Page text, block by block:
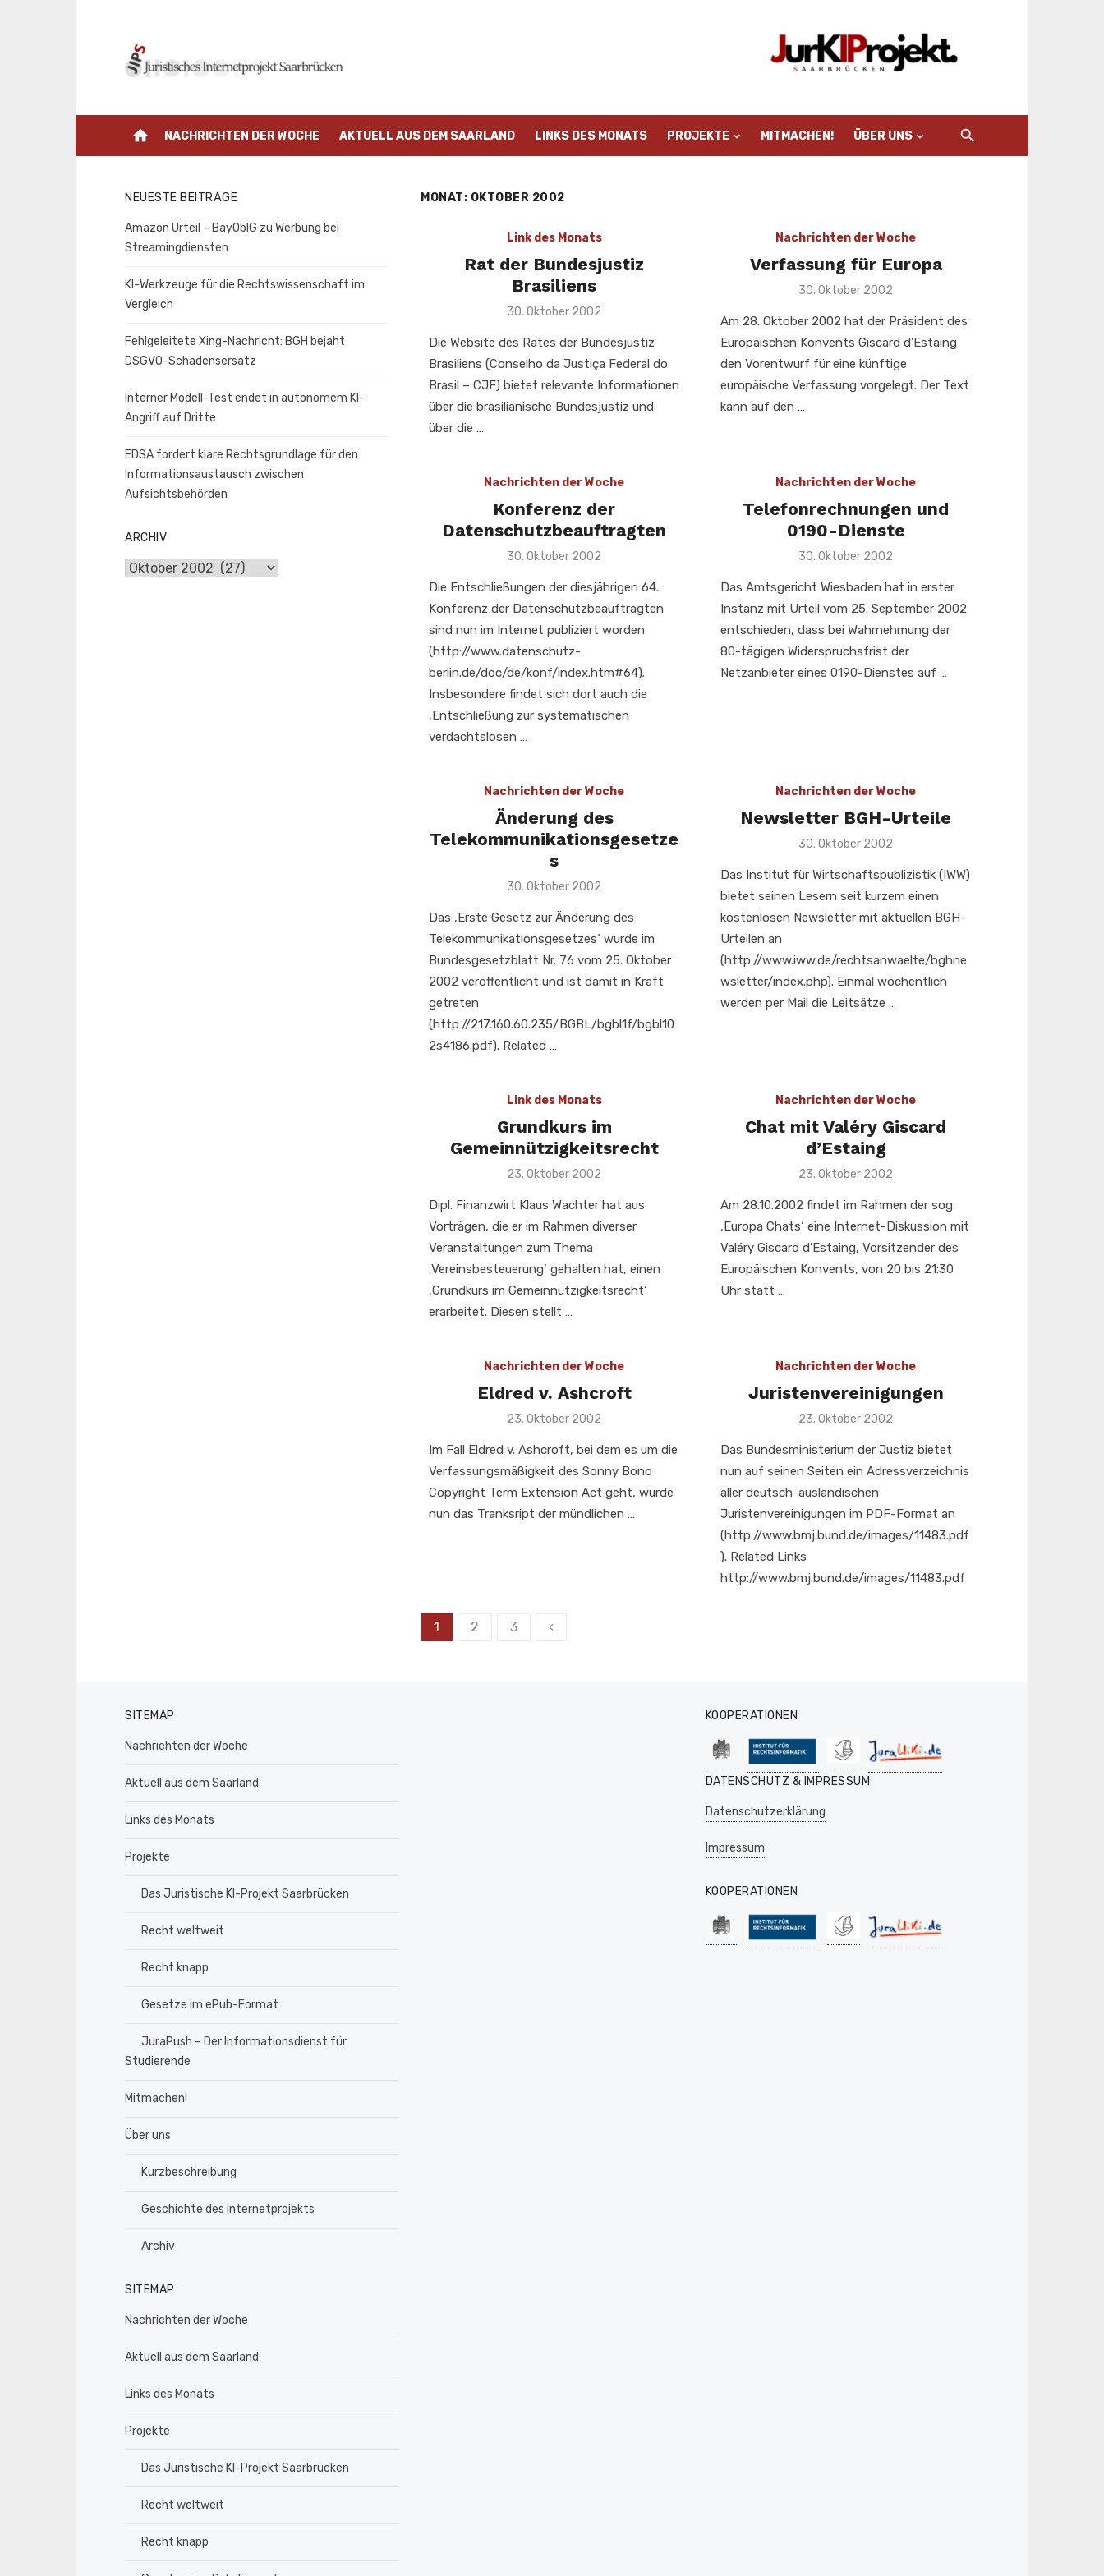
home NACHRICHTEN DER WOCHE AKTUELL AUS DEM SAARLAND LINKS DES MONATS PROJEKTE MITMACHEN! ÜBER UNS
MONAT: OKTOBER 2002
Link des Monats
Rat der Bundesjustiz
Brasiliens
Veröffentlicht
30. Oktober 2002
Die Website des Rates der Bundesjustiz
Brasiliens (Conselho da Justiça Federal do
Brasil – CJF) bietet relevante Informationen
über die brasilianische Bundesjustiz und
über die …
Nachrichten der Woche
Verfassung für Europa
Veröffentlicht
30. Oktober 2002
Am 28. Oktober 2002 hat der Präsident des
Europäischen Konvents Giscard d’Estaing
den Vorentwurf für eine künftige
europäische Verfassung vorgelegt. Der Text
kann auf den …
Nachrichten der Woche
Konferenz der
Datenschutzbeauftragten
Veröffentlicht
30. Oktober 2002
Die Entschließungen der diesjährigen 64.
Konferenz der Datenschutzbeauftragten
sind nun im Internet publiziert worden
(http://www.datenschutz-
berlin.de/doc/de/konf/index.htm#64).
Insbesondere findet sich dort auch die
‚Entschließung zur systematischen
verdachtslosen …
Nachrichten der Woche
Telefonrechnungen und
0190-Dienste
Veröffentlicht
30. Oktober 2002
Das Amtsgericht Wiesbaden hat in erster
Instanz mit Urteil vom 25. September 2002
entschieden, dass bei Wahrnehmung der
80-tägigen Widerspruchsfrist der
Netzanbieter eines 0190-Dienstes auf …
Nachrichten der Woche
Änderung des
Telekommunikationsgesetze
s
Veröffentlicht
30. Oktober 2002
Das ‚Erste Gesetz zur Änderung des
Telekommunikationsgesetzes‘ wurde im
Bundesgesetzblatt Nr. 76 vom 25. Oktober
2002 veröffentlicht und ist damit in Kraft
getreten
(http://217.160.60.235/BGBL/bgbl1f/bgbl10
2s4186.pdf). Related …
Nachrichten der Woche
Newsletter BGH-Urteile
Veröffentlicht
30. Oktober 2002
Das Institut für Wirtschaftspublizistik (IWW)
bietet seinen Lesern seit kurzem einen
kostenlosen Newsletter mit aktuellen BGH-
Urteilen an
(http://www.iww.de/rechtsanwaelte/bghne
wsletter/index.php). Einmal wöchentlich
werden per Mail die Leitsätze …
Link des Monats
Grundkurs im
Gemeinnützigkeitsrecht
Veröffentlicht
23. Oktober 2002
Dipl. Finanzwirt Klaus Wachter hat aus
Vorträgen, die er im Rahmen diverser
Veranstaltungen zum Thema
‚Vereinsbesteuerung‘ gehalten hat, einen
‚Grundkurs im Gemeinnützigkeitsrecht‘
erarbeitet. Diesen stellt …
Nachrichten der Woche
Chat mit Valéry Giscard
d’Estaing
Veröffentlicht
23. Oktober 2002
Am 28.10.2002 findet im Rahmen der sog.
‚Europa Chats‘ eine Internet-Diskussion mit
Valéry Giscard d’Estaing, Vorsitzender des
Europäischen Konvents, von 20 bis 21:30
Uhr statt …
Nachrichten der Woche
Eldred v. Ashcroft
Veröffentlicht
23. Oktober 2002
Im Fall Eldred v. Ashcroft, bei dem es um die
Verfassungsmäßigkeit des Sonny Bono
Copyright Term Extension Act geht, wurde
nun das Tranksript der mündlichen …
Nachrichten der Woche
Juristenvereinigungen
Veröffentlicht
23. Oktober 2002
Das Bundesministerium der Justiz bietet
nun auf seinen Seiten ein Adressverzeichnis
aller deutsch-ausländischen
Juristenvereinigungen im PDF-Format an
(http://www.bmj.bund.de/images/11483.pdf
). Related Links
http://www.bmj.bund.de/images/11483.pdf
Seitennummerierung
1 2 3 ‹
NEUESTE BEITRÄGE
Amazon Urteil – BayOblG zu Werbung bei
Streamingdiensten
KI-Werkzeuge für die Rechtswissenschaft im
Vergleich
Fehlgeleitete Xing-Nachricht: BGH bejaht
DSGVO-Schadensersatz
Interner Modell-Test endet in autonomem KI-
Angriff auf Dritte
EDSA fordert klare Rechtsgrundlage für den
Informationsaustausch zwischen
Aufsichtsbehörden
ARCHIV
Archiv
SITEMAP
Nachrichten der Woche
Aktuell aus dem Saarland
Links des Monats
Projekte
Das Juristische KI-Projekt Saarbrücken
Recht weltweit
Recht knapp
Gesetze im ePub-Format
JuraPush – Der Informationsdienst für
Studierende
Mitmachen!
Über uns
Kurzbeschreibung
Geschichte des Internetprojekts
Archiv
SITEMAP
Nachrichten der Woche
Aktuell aus dem Saarland
Links des Monats
Projekte
Das Juristische KI-Projekt Saarbrücken
Recht weltweit
Recht knapp
KOOPERATIONEN
DATENSCHUTZ & IMPRESSUM
Datenschutzerklärung
Impressum
KOOPERATIONEN